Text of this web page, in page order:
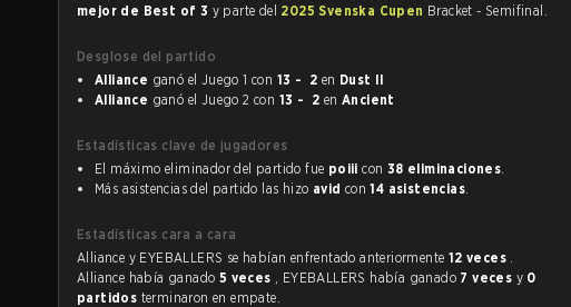
mejor de Best of 3 y parte del 2025 Svenska Cupen Bracket - Semifinal.
Desglose del partido
Alliance
ganó el Juego 1 con 13 - 2 en Dust II
Alliance
ganó el Juego 2 con 13 - 2 en Ancient
Estadísticas clave de jugadores
El máximo eliminador del partido fue poiii con 38 eliminaciones.
Más asistencias del partido las hizo avid con14 asistencias.
Estadísticas cara a cara
Alliance y EYEBALLERS se habían enfrentado anteriormente 12 veces .
Alliance había ganado 5 veces , EYEBALLERS había ganado 7 veces y 0
partidos terminaron en empate.